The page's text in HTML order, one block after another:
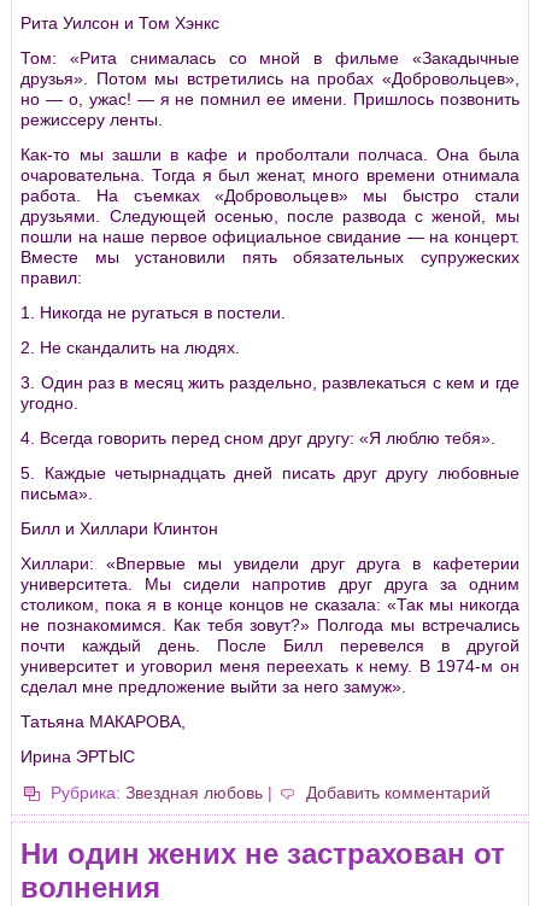
Рита Уилсон и Том Хэнкс
Том: «Рита снималась со мной в фильме «Закадычные
друзья». Потом мы встретились на пробах «Добровольцев»,
но — о, ужас! — я не помнил ее имени. Пришлось позвонить
режиссеру ленты.
Как-то мы зашли в кафе и проболтали полчаса. Она была
очаровательна. Тогда я был женат, много времени отнимала
работа. На съемках «Добровольцев» мы быстро стали
друзьями. Следующей осенью, после развода с женой, мы
пошли на наше первое официальное свидание — на концерт.
Вместе мы установили пять обязательных супружеских
правил:
1. Никогда не ругаться в постели.
2. Не скандалить на людях.
3. Один раз в месяц жить раздельно, развлекаться с кем и где
угодно.
4. Всегда говорить перед сном друг другу: «Я люблю тебя».
5. Каждые четырнадцать дней писать друг другу любовные
письма».
Билл и Хиллари Клинтон
Хиллари: «Впервые мы увидели друг друга в кафетерии
университета. Мы сидели напротив друг друга за одним
столиком, пока я в конце концов не сказала: «Так мы никогда
не познакомимся. Как тебя зовут?» Полгода мы встречались
почти каждый день. После Билл перевелся в другой
университет и уговорил меня переехать к нему. В 1974-м он
сделал мне предложение выйти за него замуж».
Татьяна МАКАРОВА,
Ирина ЭРТЫС
Рубрика: Звездная любовь | Добавить комментарий
Ни один жених не застрахован от
волнения